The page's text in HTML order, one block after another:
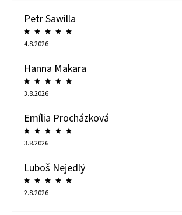
Petr Sawilla
4.8.2026
Hanna Makara
3.8.2026
Emília Procházková
3.8.2026
Luboš Nejedlý
2.8.2026